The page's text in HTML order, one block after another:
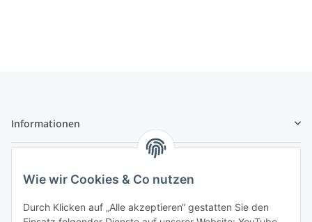
Wie wir Cookies & Co nutzen
Durch Klicken auf „Alle akzeptieren“ gestatten Sie den
Informationen